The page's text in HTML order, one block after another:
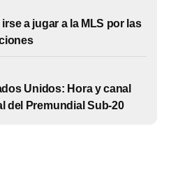
a jugar a la MLS por las
Unidos: Hora y canal
del Premundial Sub-20